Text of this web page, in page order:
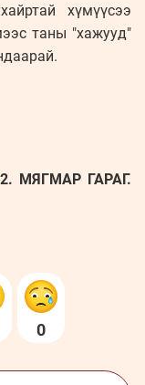
хүмүүсээ
таны "хажууд"
МЯГМАР ГАРАГ.
0